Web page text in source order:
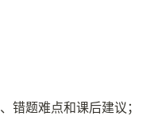
错题难点和课后建议；